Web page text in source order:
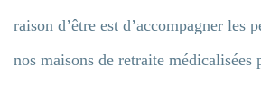
raison d’être est d’accompagner les
nos maisons de retraite médicalisées